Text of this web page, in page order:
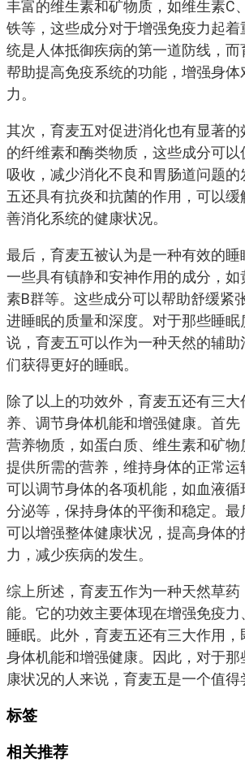
丰富的维生素和矿物质，如维生素C
铁等，这些成分对于增强免疫力起
统是人体抵御疾病的第一道防线，而
帮助提高免疫系统的功能，增强身
力。
其次，育麦五对促进消化也有显著的
的纤维素和酶类物质，这些成分可
吸收，减少消化不良和胃肠道问题
五还具有抗炎和抗菌的作用，可以
善消化系统的健康状况。
最后，育麦五被认为是一种有效的
一些具有镇静和安神作用的成分，如
素B群等。这些成分可以帮助舒缓紧
进睡眠的质量和深度。对于那些睡
说，育麦五可以作为一种天然的辅
们获得更好的睡眠。
除了以上的功效外，育麦五还有三
养、调节身体机能和增强健康。首
营养物质，如蛋白质、维生素和矿
提供所需的营养，维持身体的正常
可以调节身体的各项机能，如血液
分泌等，保持身体的平衡和稳定。最
可以增强整体健康状况，提高身体
力，减少疾病的发生。
综上所述，育麦五作为一种天然草
能。它的功效主要体现在增强免疫
睡眠。此外，育麦五还有三大作用
身体机能和增强健康。因此，对于
康状况的人来说，育麦五是一个值得
标签
相关推荐